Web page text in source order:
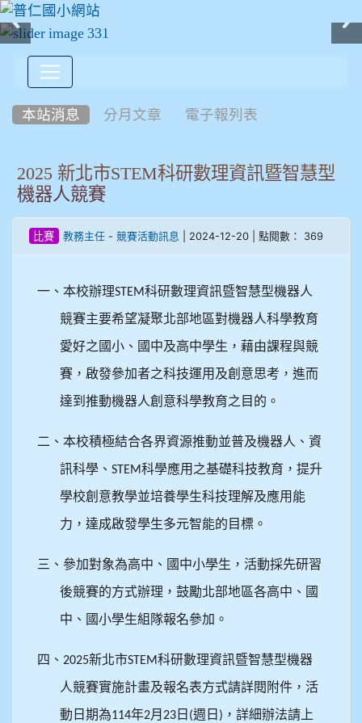
本站消息 分月文章 電子報列表
2025 新北市STEM科研數理資訊暨智慧型
機器人競賽
比賽 教務主任- 競賽活動訊息 | 2024-12-20 | 點閱數： 369
一、本校辦理STEM科研數理資訊暨智慧型機器人
競賽主要希望凝聚北部地區對機器人科學教育
愛好之國小、國中及高中學生，藉由課程與競
賽，啟發參加者之科技運用及創意思考，進而
達到推動機器人創意科學教育之目的。
二、本校積極結合各界資源推動並普及機器人、資
訊科學、 STEM科學應用之基礎科技教育，提升
學校創意教學並培養學生科技理解及應用能
力，達成啟發學生多元智能的目標。
三、參加對象為高中、國中小學生，活動採先研習
後競賽的方式辦理，鼓勵北部地區各高中、國
中、國小學生組隊報名參加。
四、 2025新北市STEM科研數理資訊暨智慧型機器
人競賽實施計畫及報名表方式請詳閱附件，活
動日期為114年2月 23 日 (週日 ) ，詳細辦法請上